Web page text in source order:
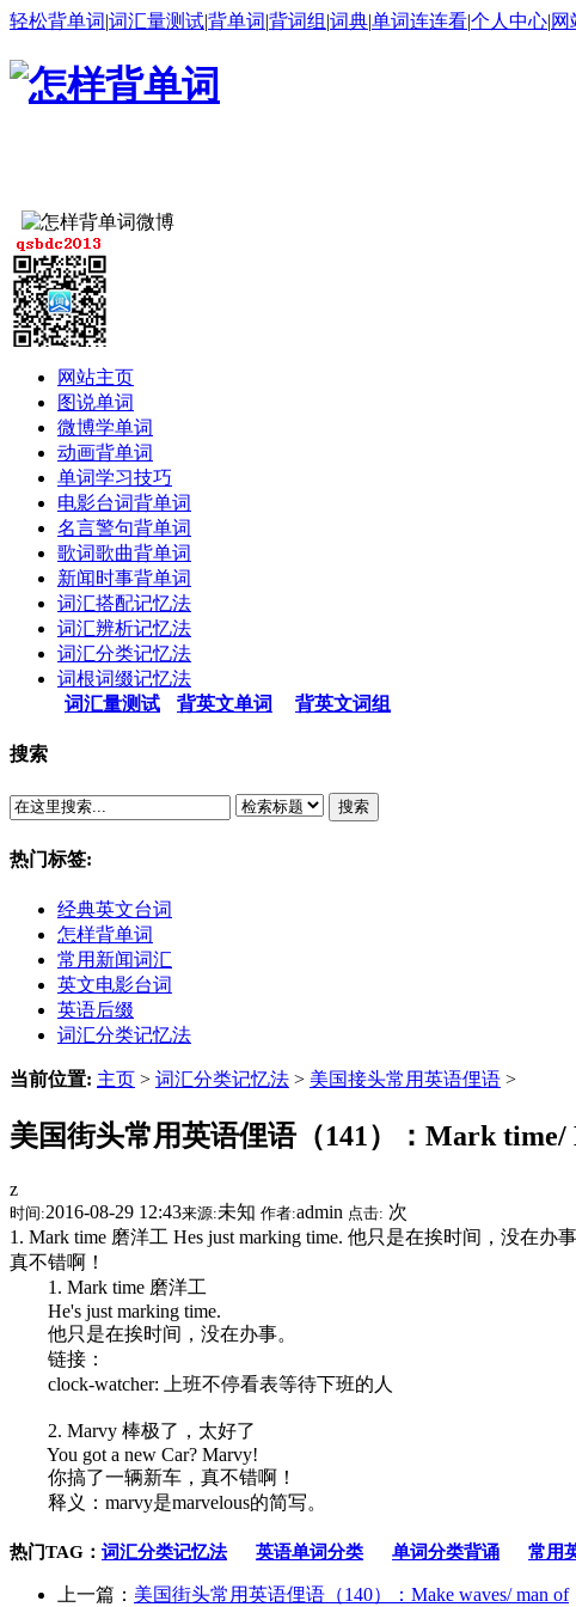
轻松背单词|词汇量测试|背单词|背词组 |词典|单词连连看|个人中心|网
网站主页
图说单词
微博学单词
动画背单词
单词学习技巧
电影台词背单词
名言警句背单词
歌词歌曲背单词
新闻时事背单词
词汇搭配记忆法
词汇辨析记忆法
词汇分类记忆法
词根词缀记忆法
词汇量测试
背英文单词 背英文词组
搜索
搜索
热门标签:
经典英文台词
怎样背单词
常用新闻词汇
英文电影台词
英语后缀
词汇分类记忆法
当前位置: 主页 > 词汇分类记忆法 > 美国接头常用英语俚语 >
美国街头常用英语俚语（141）：Mark
z
时间:2016-08-29 12:43来源:未知 作者:admin 点击: 次
1. Mark time 磨洋工 Hes just marking time. 他只是在挨时间，没在
真不错啊！
1. Mark time 磨洋工
He's just marking time.
他只是在挨时间，没在办事。
链接：
clock-watcher: 上班不停看表等待下班的人
2. Marvy 棒极了，太好了
You got a new Car? Marvy!
你搞了一辆新车，真不错啊！
释义：marvy是marvelous的简写。
热门TAG： 词汇分类记忆法 英语单词分类 单词分类背诵 常用
上一篇： 美国街头常用英语俚语（140）：Make waves/ man of